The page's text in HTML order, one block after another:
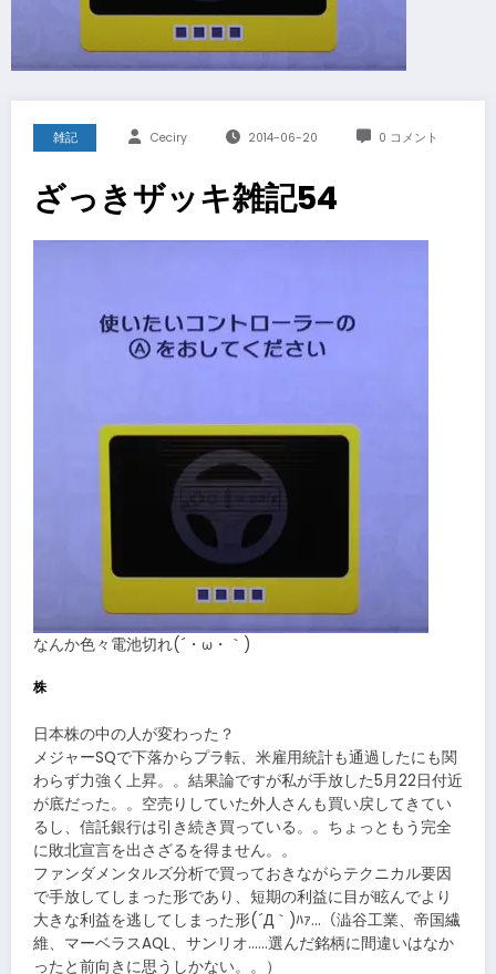
雑記 Ceciry 2014-06-20 0 コメント
ざっきザッキ雑記54
なんか色々電池切れ(´・ω・｀)
株
日本株の中の人が変わった？
メジャーSQで下落からプラ転、米雇用統計も通過したにも関
わらず力強く上昇。。結果論ですが私が手放した5月22日付近
が底だった。。空売りしていた外人さんも買い戻してきてい
るし、信託銀行は引き続き買っている。。ちょっともう完全
に敗北宣言を出さざるを得ません。。
ファンダメンタルズ分析で買っておきながらテクニカル要因
で手放してしまった形であり、短期の利益に目が眩んでより
大きな利益を逃してしまった形(´Д｀)ﾊｧ…（澁谷工業、帝国繊
維、マーベラスAQL、サンリオ……選んだ銘柄に間違いはなか
ったと前向きに思うしかない。。）